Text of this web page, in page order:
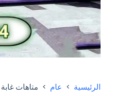
الرئيسية عام متاهات